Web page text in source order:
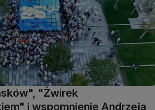
"Żwirek
i wspomnienie Andrzeja